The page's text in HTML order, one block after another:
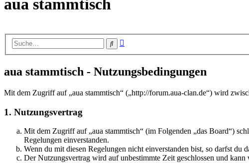
aua stammtisch
Suche
aua stammtisch - Nutzungsbedingungen
Mit dem Zugriff auf „aua stammtisch“ („http://forum.aua-clan.de“) wird
1. Nutzungsvertrag
Mit dem Zugriff auf „aua stammtisch“ (im Folgenden „das Board“)
Regelungen einverstanden.
Wenn du mit diesen Regelungen nicht einverstanden bist, so darfst
Der Nutzungsvertrag wird auf unbestimmte Zeit geschlossen und